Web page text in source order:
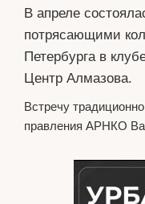
В апреле
потрясающими
Петербурга в
Центр Алмазова.
Встречу
правления АРНКО